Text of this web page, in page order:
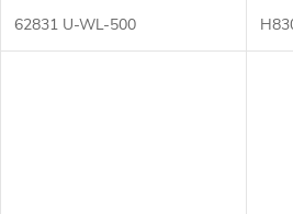
62831 U-WL-500